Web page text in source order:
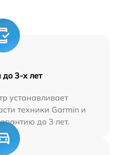
до 3-х лет
устанавливает
техники Garmin и
до 3 лет.